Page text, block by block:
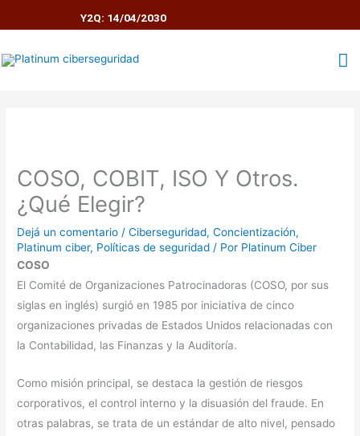
al
Y2Q: 14/04/2030
COSO, COBIT, ISO Y Otros.
¿Qué Elegir?
Dejá un comentario /Ciberseguridad,Concientización,
Platinum ciber, Políticas de seguridad / Por Platinum Ciber
COSO
El Comité de Organizaciones Patrocinadoras (COSO, por sus
siglas en inglés) surgió en 1985 por iniciativa de cinco
organizaciones privadas de Estados Unidos relacionadas con
la Contabilidad, las Finanzas y la Auditoría.
Como misión principal, se destaca la gestión de riesgos
corporativos, el control interno y la disuasión del fraude. En
otras palabras, se trata de un estándar de alto nivel, pensado